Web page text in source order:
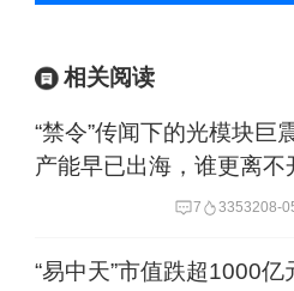
创发布第一季度财报
194.96亿元，同比
润57.35亿元，同比
通信第一季度营收
增长40.82%，净利
相关阅读
“禁令”传闻下的光模块巨
产能早已出海，谁更离不
7 3353208-
“易中天”市值跌超1000亿